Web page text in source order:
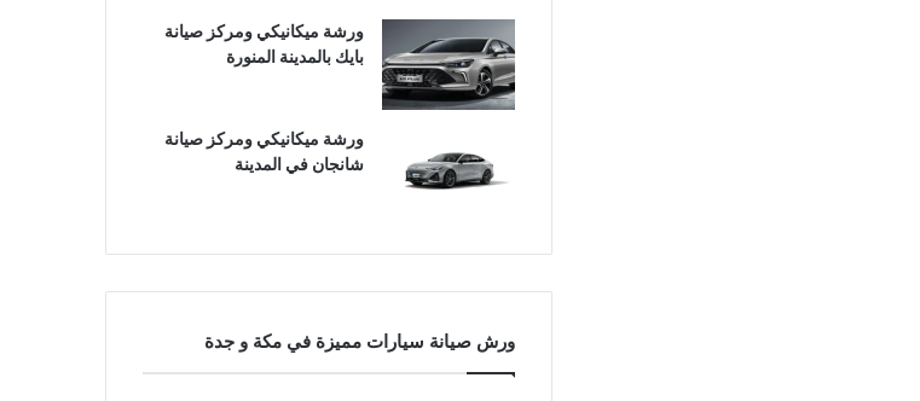
ورشة ميكانيكي ومركز صيانة
بايك بالمدينة المنورة
ورشة ميكانيكي ومركز صيانة
شانجان في المدينة
ورش صيانة سيارات مميزة في مكة و جدة